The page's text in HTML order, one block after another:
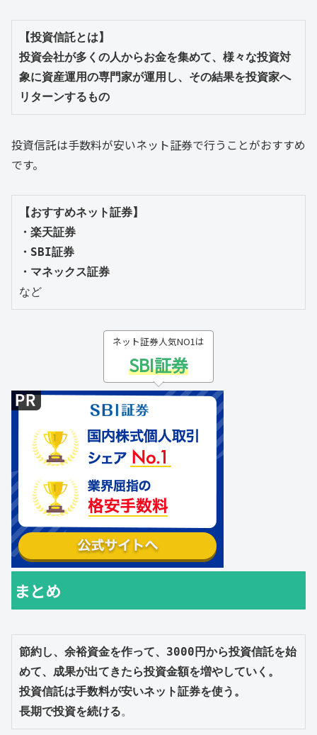
【投資信託とは】
投資会社が多くの人からお金を集めて、様々な投資対
象に資産運用の専門家が運用し、その結果を投資家へ
リターンするもの
投資信託は手数料が安いネット証券で行うことがおすすめ
です。
【おすすめネット証券】
・楽天証券
・SBI証券
・マネックス証券
など
ネット証券人気NO1は
SBI証券
まとめ
節約し、余裕資金を作って、3000円から投資信託を始
めて、成果が出てきたら投資金額を増やしていく。
投資信託は手数料が安いネット証券を使う。
長期で投資を続ける。